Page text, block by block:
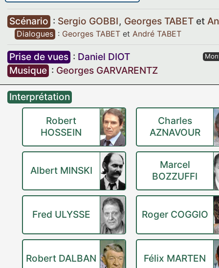
Scénario : Sergio GOBBI, Georges TABET et
Dialogues : Georges TABET et André TABET
Prise de vues : Daniel DIOT
Musique : Georges GARVARENTZ
Interprétation
Robert
HOSSEIN
Charles
AZNAVOUR
Albert MINSKI
Marcel
BOZZUFFI
Fred ULYSSE Roger COGGIO
Robert DALBAN Félix MARTEN